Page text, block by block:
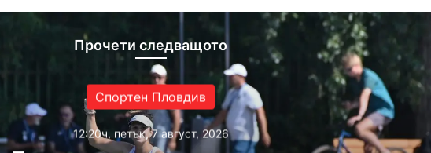
Прочети следващото
Спортен Пловдив
12:20ч, петък, 7 август, 2026